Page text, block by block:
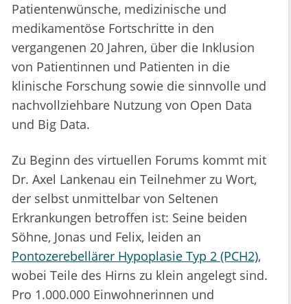
Patientenwünsche, medizinische und
medikamentöse Fortschritte in den
vergangenen 20 Jahren, über die Inklusion
von Patientinnen und Patienten in die
klinische Forschung sowie die sinnvolle und
nachvollziehbare Nutzung von Open Data
und Big Data.
Zu Beginn des virtuellen Forums kommt mit
Dr. Axel Lankenau ein Teilnehmer zu Wort,
der selbst unmittelbar von Seltenen
Erkrankungen betroffen ist: Seine beiden
Söhne, Jonas und Felix, leiden an
Pontozerebellärer Hypoplasie Typ 2 (PCH2),
wobei Teile des Hirns zu klein angelegt sind.
Pro 1.000.000 Einwohnerinnen und